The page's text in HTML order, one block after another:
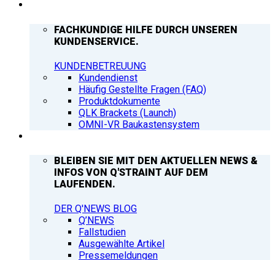
FACHKUNDIGE HILFE DURCH UNSEREN
KUNDENSERVICE.
KUNDENBETREUUNG
Kundendienst
Häufig Gestellte Fragen (FAQ)
Produktdokumente
QLK Brackets (Launch)
OMNI-VR Baukastensystem
BLEIBEN SIE MIT DEN AKTUELLEN NEWS &
INFOS VON Q'STRAINT AUF DEM
LAUFENDEN.
DER Q'NEWS BLOG
Q’NEWS
Fallstudien
Ausgewählte Artikel
Pressemeldungen